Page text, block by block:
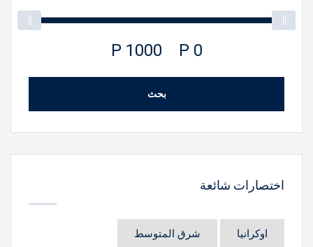
0 P
1000 P
بحث
اختصارات شائعة
اوكرانيا شرق المتوسط